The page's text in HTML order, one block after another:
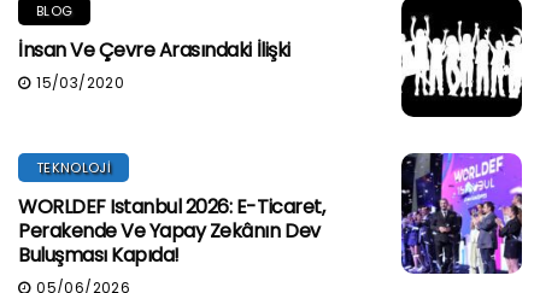
BLOG
İnsan Ve Çevre Arasındaki İlişki
15/03/2020
TEKNOLOJI
WORLDEF Istanbul 2026: E-Ticaret,
Perakende Ve Yapay Zekânın Dev
Buluşması Kapıda!
05/06/2026